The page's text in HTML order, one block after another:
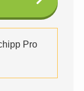
Pro